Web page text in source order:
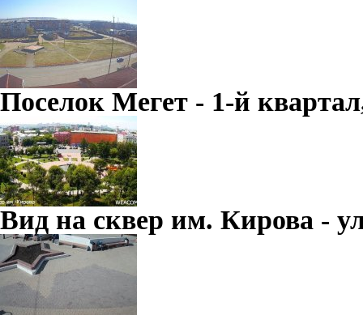
Поселок Мегет - 1-й
Вид на сквер им. Кирова -